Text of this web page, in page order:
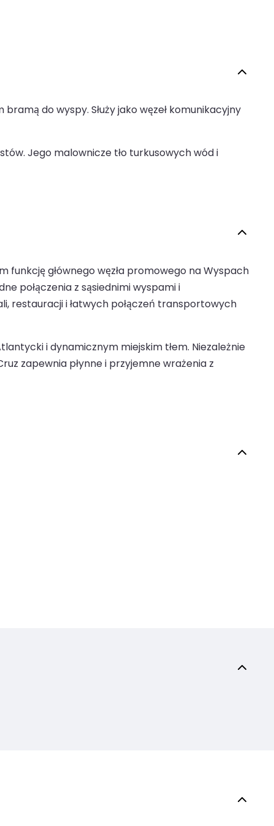
do wyspy. Służy jako węzeł komunikacyjny
Jego malownicze tło turkusowych wód i
funkcję głównego węzła promowego na Wyspach
połączenia z sąsiednimi wyspami i
restauracji i łatwych połączeń transportowych
i dynamicznym miejskim tłem. Niezależnie
zapewnia płynne i przyjemne wrażenia z